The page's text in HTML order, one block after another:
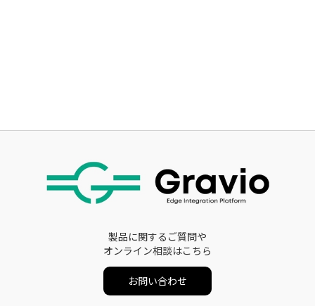
製品に関するご質問や
オンライン相談はこちら
お問い合わせ